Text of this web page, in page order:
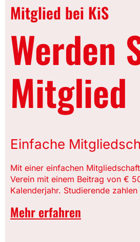
Mitglied bei KiS
Werden
Mitglied
Einfache
Mit einer einfachen
Verein mit einem Beitrag von €
Kalenderjahr. Studierende
Mehr erfahren